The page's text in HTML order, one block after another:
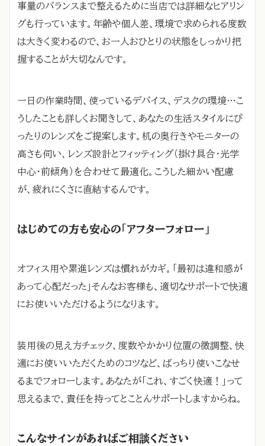
事量のバランスまで整えるために当店では詳細なヒアリン
グも行っています。年齢や個人差、環境で求められる度数
は大きく変わるので、お一人おひとりの状態をしっかり把
握することが大切なんです。
一日の作業時間、使っているデバイス、デスクの環境…こ
うしたことも詳しくお聞きして、あなたの生活スタイルにぴ
ったりのレンズをご提案します。机の奥行きやモニターの
高さも伺い、レンズ設計とフィッティング（掛け具合・光学
中心・前傾角）を合わせて最適化。こうした細かい配慮
が、疲れにくさに直結するんです。
はじめての方も安心の「アフターフォロー」
オフィス用や累進レンズは慣れがカギ。「最初は違和感が
あって心配だった」そんなお客様も、適切なサポートで快適
にお使いいただけるようになります。
装用後の見え方チェック、度数やかかり位置の微調整、快
適にお使いいただくためのコツなど、ばっちり使いこなせ
るまでフォローします。あなたが「これ、すごく快適！」って
思えるまで、責任を持ってとことんサポートしますからね。
こんなサインがあればご相談ください